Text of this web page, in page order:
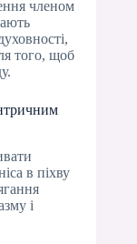
членом
того, щоб
в піхву
і